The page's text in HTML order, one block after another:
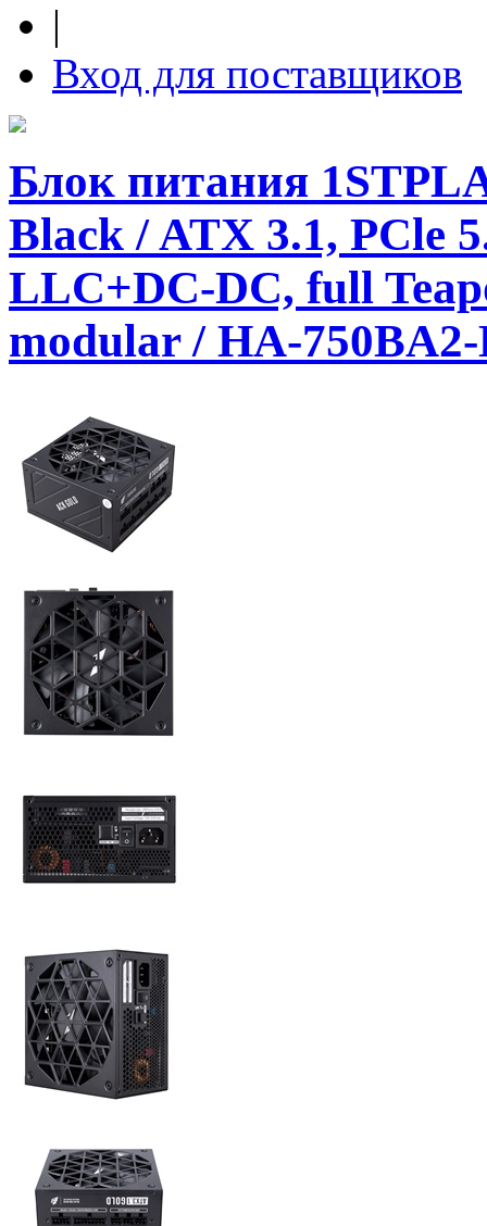
|
Вход для поставщиков
Блок питания
Black / ATX 3.1, PCle
LLC+DC-DC, full
modular / HA-